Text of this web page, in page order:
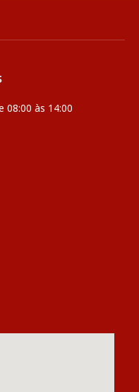
08:00 às 14:00